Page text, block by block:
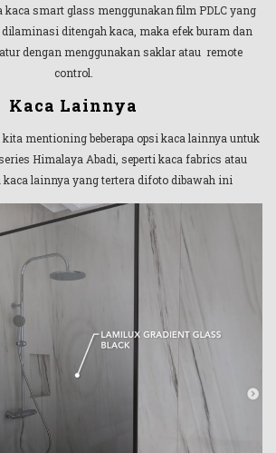
kaca smart glass menggunakan film PDLC yang
ditengah kaca, maka efek buram dan
dengan menggunakan saklar atau remote
control.
Kaca Lainnya
mentioning beberapa opsi kaca lainnya untuk
Himalaya Abadi, seperti kaca fabrics atau
lainnya yang tertera difoto dibawah ini